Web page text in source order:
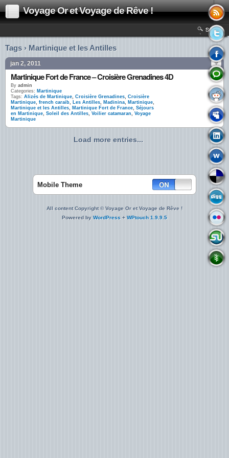
Voyage Or et Voyage de Rêve !
Search
Tags › Martinique et les Antilles
jan 2, 2011
Martinique Fort de France – Croisière Grenadines 4D
By admin
Categories: Martinique
Tags: Alizés de Martinique, Croisière Grenadines, Croisière
Martinique, french caraib, Les Antilles, Madinina, Martinique,
Martinique et les Antilles, Martinique Fort de France, Séjours
en Martinique, Soleil des Antilles, Voilier catamaran, Voyage
Martinique
Load more entries...
Mobile Theme
All content Copyright © Voyage Or et Voyage de Rêve !
Powered by WordPress + WPtouch 1.9.9.5